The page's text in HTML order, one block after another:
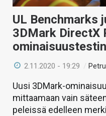
UL Benchmarks
3DMark DirectX
ominaisuustestin
2.11.2020 - 19:29 /
Uusi 3DMark-
mittaamaan vain
peleissä edelleen